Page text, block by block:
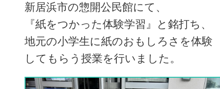
新居浜市の惣開公民館にて、
『紙をつかった体験学習』と銘打ち、
地元の小学生に紙のおもしろさを体験
してもらう授業を行いました。